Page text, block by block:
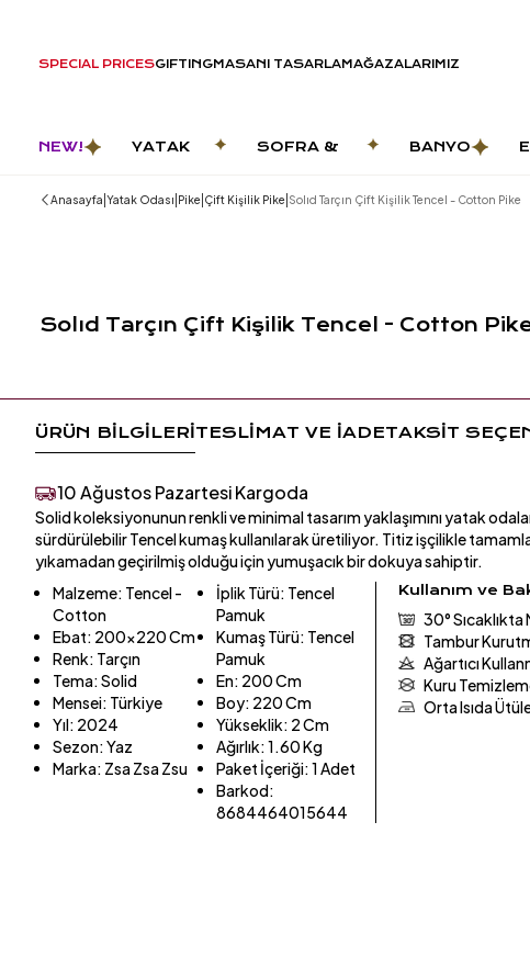
SPECIAL PRICESGIFTINGMASANI TASARLAMAĞAZALARIMIZ
NEW!
YATAK
SOFRA &
BANYO
Anasayfa Yatak Odası Pike Çift Kişilik Pike Solıd Tarçın Çift Kişilik Tencel - Cotton Pike
Solıd Tarçın Çift Kişilik Tencel - Cotton
ÜRÜN BİLGİLERİTESLİMAT VE İADETAKSİT
10 Ağustos Pazartesi Kargoda
Solid koleksiyonunun renkli ve minimal tasarım yaklaşımını yatak
sürdürülebilir Tencel kumaş kullanılarak üretiliyor. Titiz işçilikle
yıkamadan geçirilmiş olduğu için yumuşacık bir dokuya sahiptir.
Malzeme: Tencel -
Cotton
Ebat: 200x220 Cm
Renk: Tarçın
Tema:Solid
Mensei: Türkiye
Yıl: 2024
Sezon:Yaz
Marka: Zsa Zsa Zsu
İplik Türü: Tencel
Pamuk
Kumaş Türü: Tencel
Pamuk
En: 200 Cm
Boy: 220 Cm
Yükseklik: 2 Cm
Ağırlık:1.60 Kg
Paket İçeriği:1 Adet
Barkod:
8684464015644
Kullanım ve
30° Sıcaklıkta
Tambur
Ağartıcı
Kuru
Orta Isıda